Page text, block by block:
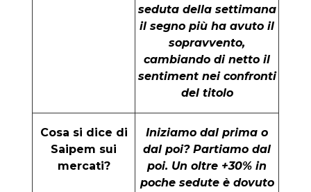
seduta della settimana
il segno più ha avuto il
sopravvento,
cambiando di netto il
sentiment nei confronti
del titolo
Cosa si dice di
Saipem sui
mercati?
Iniziamo dal prima o
dal poi? Partiamo dal
poi. Un oltre +30% in
poche sedute è dovuto